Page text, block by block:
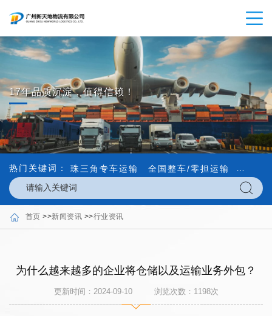
17年品质沉淀，值得信赖！
热门关键词： 珠三角专车运输 全国整车/零担运输 内外贸
首页 >>新闻资讯 >>行业资讯
为什么越来越多的企业将仓储以及运输业务外包？
更新时间：2024-09-10 浏览次数： 1198次